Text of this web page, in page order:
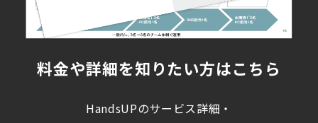
料金や詳細を知りたい方はこちら
HandsUPのサービス詳細・